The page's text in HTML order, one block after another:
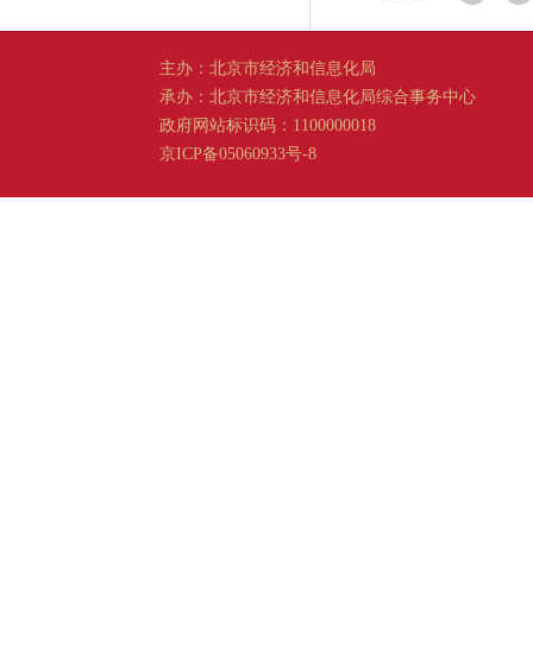
主办：北京市经济和信息化局
承办：北京市经济和信息化局综合事务中心
政府网站标识码：1100000018
京ICP备05060933号-8